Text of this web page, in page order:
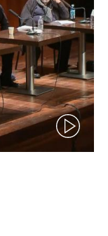
(video)